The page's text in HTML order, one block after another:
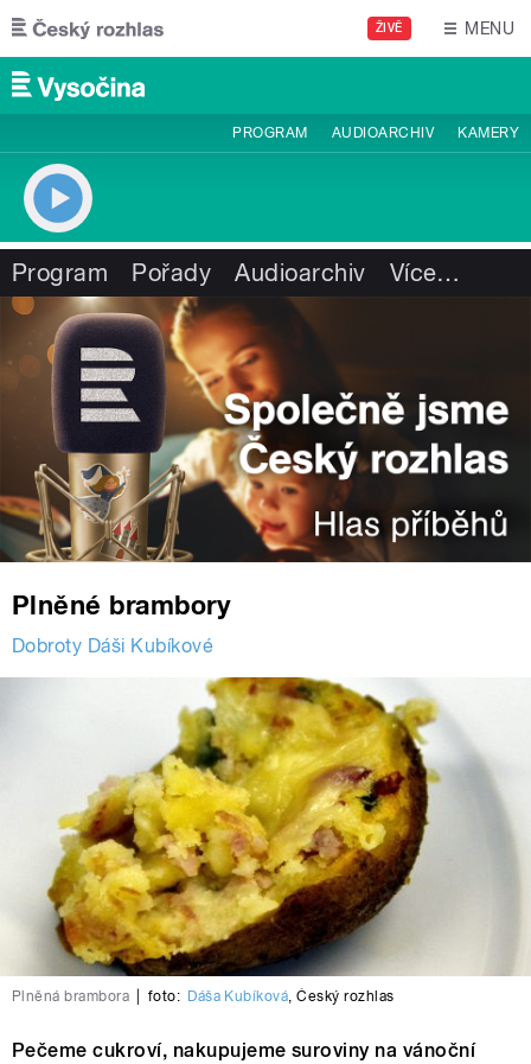
Přejít k hlavnímu obsahu
ŽIVĚ MENU
PROGRAM AUDIOARCHIV KAMERY
Program Pořady Audioarchiv Více…
Plněné brambory
Dobroty Dáši Kubíkové
Plněná brambora foto: Dáša Kubíková,Český rozhlas
Pečeme cukroví, nakupujeme suroviny na vánoční